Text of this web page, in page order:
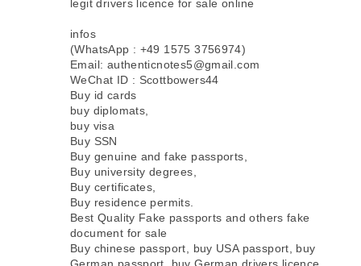
legit drivers licence for sale online
infos
(WhatsApp : +49 1575 3756974)
Email: authenticnotes5@gmail.com
WeChat ID : Scottbowers44
Buy id cards
buy diplomats,
buy visa
Buy SSN
Buy genuine and fake passports,
Buy university degrees,
Buy certificates,
Buy residence permits.
Best Quality Fake passports and others fake
document for sale
Buy chinese passport, buy USA passport, buy
German passport, buy German drivers licence,